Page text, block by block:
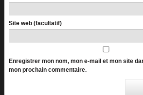
Site web (facultatif)
Enregistrer mon nom, mon e-mail et mon site
mon prochain commentaire.